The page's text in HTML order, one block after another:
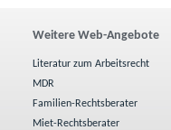
Weitere Web-Angebote
Literatur zum Arbeitsrecht
MDR
Familien-Rechtsberater
Miet-Rechtsberater